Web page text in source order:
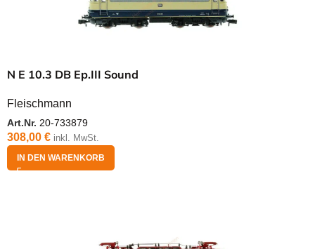
N E 10.3 DB Ep.III Sound
Fleischmann
Art.Nr. 20-733879
308,00 € inkl. MwSt.
IN DEN WARENKORB